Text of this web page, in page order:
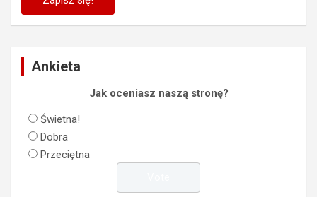
Ankieta
Jak oceniasz naszą stronę?
Świetna!
Dobra
Przeciętna